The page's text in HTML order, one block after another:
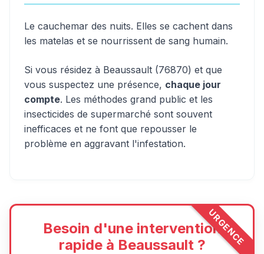
Le cauchemar des nuits. Elles se cachent dans
les matelas et se nourrissent de sang humain.
Si vous résidez à Beaussault (76870) et que
vous suspectez une présence, chaque jour
compte. Les méthodes grand public et les
insecticides de supermarché sont souvent
inefficaces et ne font que repousser le
problème en aggravant l'infestation.
URGENCE
Besoin d'une intervention
rapide à Beaussault ?